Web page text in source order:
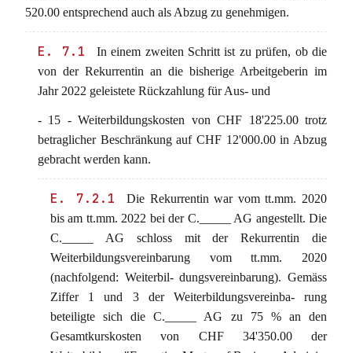
520.00 entsprechend auch als Abzug zu genehmigen.
E. 7.1
In einem zweiten Schritt ist zu prüfen, ob die
von der Rekurrentin an die bisherige Arbeitgeberin im
Jahr 2022 geleistete Rückzahlung für Aus- und
- 15 - Weiterbildungskosten von CHF 18'225.00 trotz
betraglicher Beschränkung auf CHF 12'000.00 in Abzug
gebracht werden kann.
E. 7.2.1
Die Rekurrentin war vom tt.mm. 2020
bis am tt.mm. 2022 bei der C._____ AG angestellt. Die
C._____ AG schloss mit der Rekurrentin die
Weiterbildungsvereinbarung vom tt.mm. 2020
(nachfolgend: Weiterbil- dungsvereinbarung). Gemäss
Ziffer 1 und 3 der Weiterbildungsvereinba- rung
beteiligte sich die C._____ AG zu 75 % an den
Gesamtkurskosten von CHF 34'350.00 der